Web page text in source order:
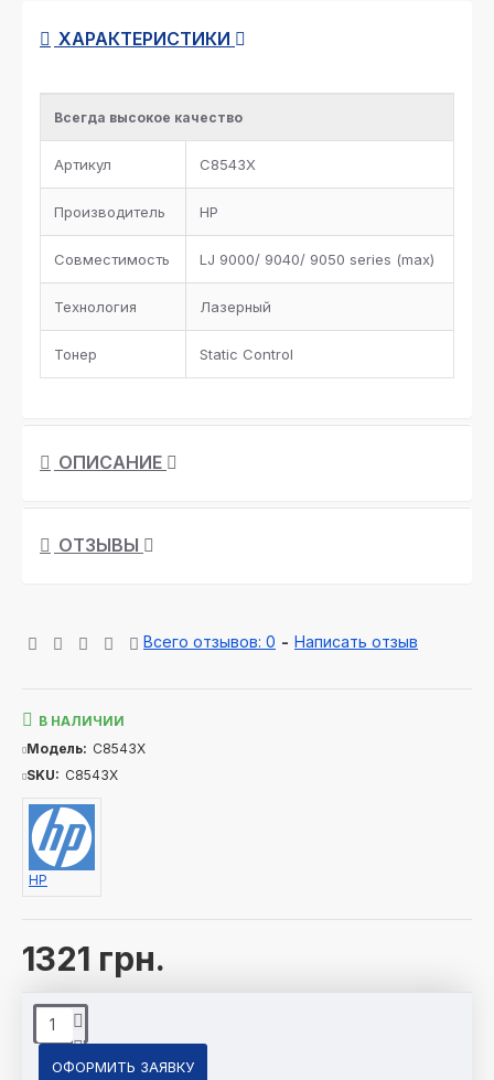
ХАРАКТЕРИСТИКИ
Всегда высокое качество
Артикул C8543X
Производитель HP
Совместимость LJ 9000/ 9040/ 9050 series (max)
Технология Лазерный
Тонер Static Control
ОПИСАНИЕ
ОТЗЫВЫ
Всего отзывов: 0 - Написать отзыв
1321 грн.
В НАЛИЧИИ
Модель: C8543X
SKU: C8543X
HP
ОФОРМИТЬ ЗАЯВКУ